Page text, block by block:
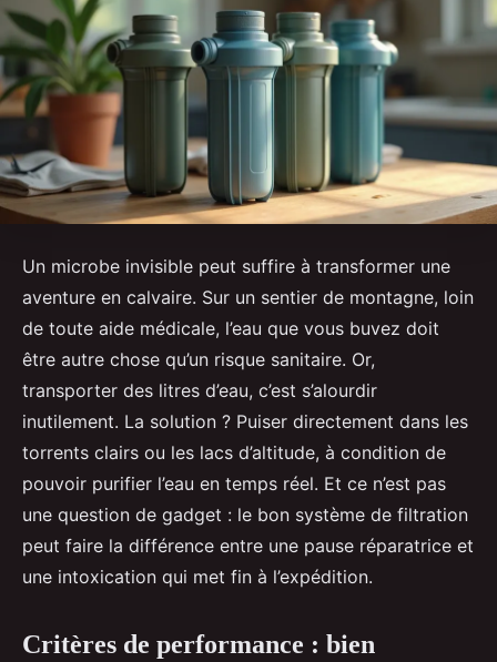
Un microbe invisible peut suffire à transformer une
aventure en calvaire. Sur un sentier de montagne, loin
de toute aide médicale, l’eau que vous buvez doit
être autre chose qu’un risque sanitaire. Or,
transporter des litres d’eau, c’est s’alourdir
inutilement. La solution ? Puiser directement dans les
torrents clairs ou les lacs d’altitude, à condition de
pouvoir purifier l’eau en temps réel. Et ce n’est pas
une question de gadget : le bon système de filtration
peut faire la différence entre une pause réparatrice et
une intoxication qui met fin à l’expédition.
Critères de performance : bien